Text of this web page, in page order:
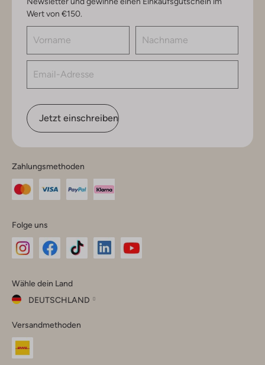
Wert von €150.
Jetzt einschreiben
Zahlungsmethoden
Folge uns
Instagram
Facebook
TikTok
Wähle dein Land
DEUTSCHLAND
dein
Land
Versandmethoden